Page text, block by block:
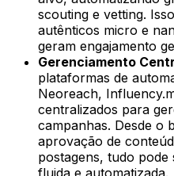
scouting e vetting.
autênticos micro e
geram engajamento
Gerenciamento
plataformas de
Neoreach,
centralizados para
campanhas. Desde o
aprovação de
postagens, tudo